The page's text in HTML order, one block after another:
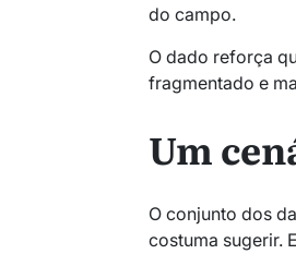
do campo.
O dado reforça
fragmentado e
Um
O conjunto dos
costuma sugerir.